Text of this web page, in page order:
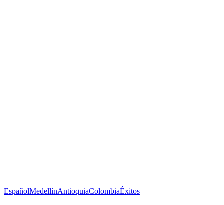
EspañolMedellínAntioquiaColombiaÉxitos